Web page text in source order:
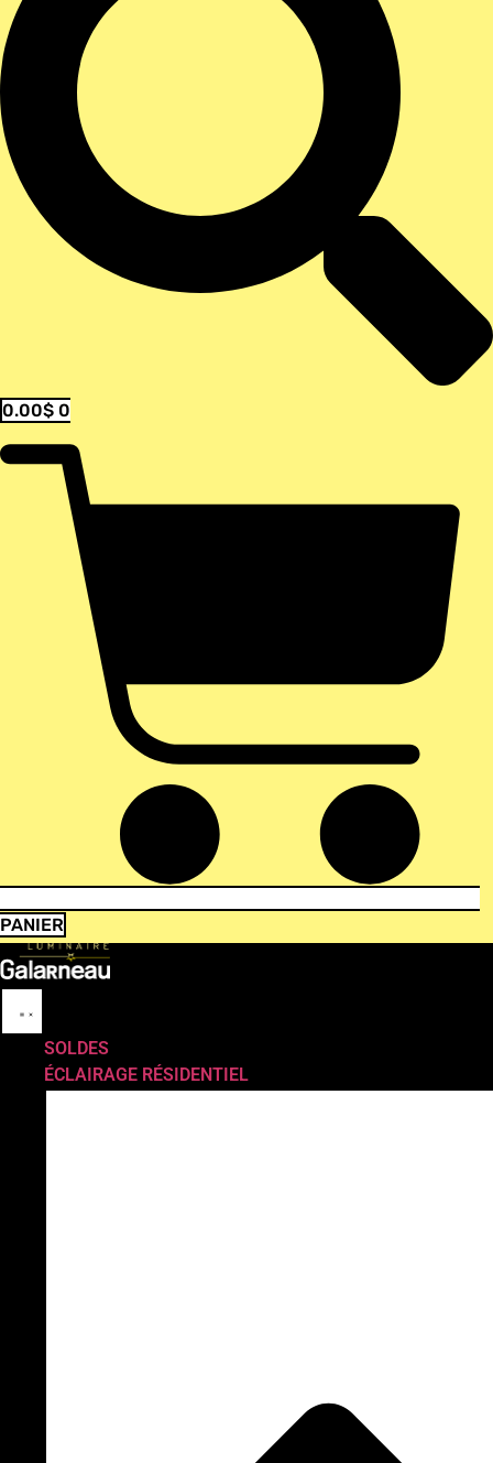
0.00$ 0
PANIER
SOLDES
ÉCLAIRAGE RÉSIDENTIEL